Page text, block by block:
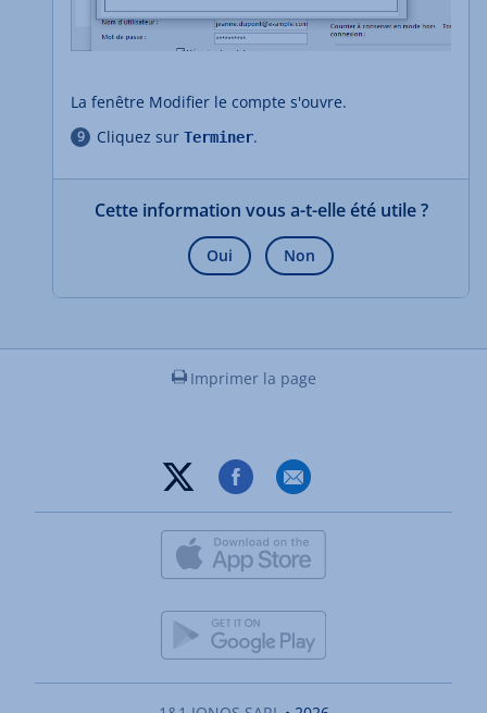
La fenêtre Modifier le compte s'ouvre.
Cliquez sur Terminer.
Cette information vous a-t-elle été utile ?
Oui Non
Imprimer la page